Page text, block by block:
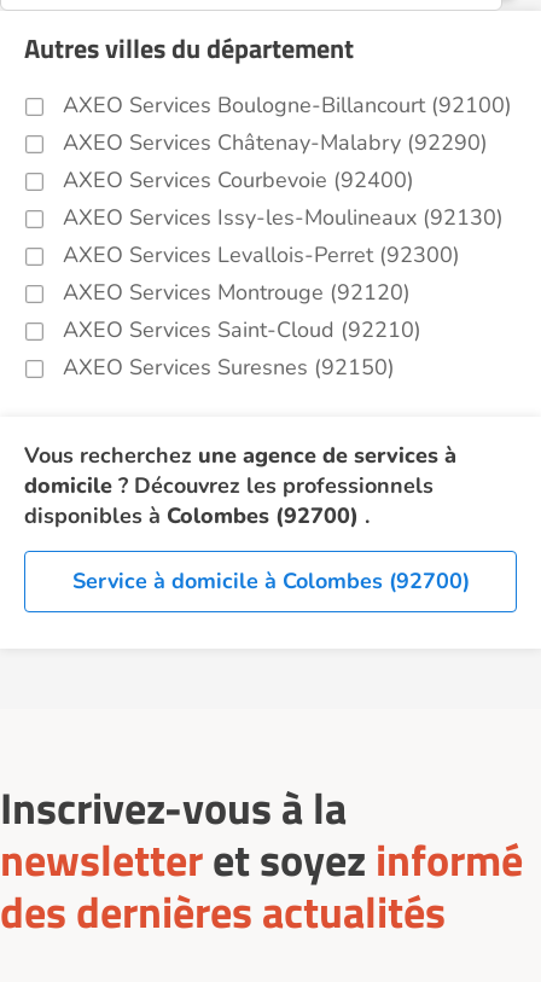
Autres villes du département
AXEO Services Boulogne-Billancourt (92100)
AXEO Services Châtenay-Malabry (92290)
AXEO Services Courbevoie (92400)
AXEO Services Issy-les-Moulineaux (92130)
AXEO Services Levallois-Perret (92300)
AXEO Services Montrouge (92120)
AXEO Services Saint-Cloud (92210)
AXEO Services Suresnes (92150)
Vous recherchez une agence de services à
domicile ? Découvrez les professionnels
disponibles à Colombes (92700) .
Service à domicile à Colombes (92700)
Inscrivez-vous à la
newsletteret soyez informé
des dernières actualités